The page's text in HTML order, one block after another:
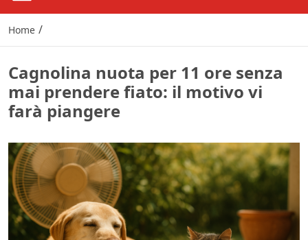
Home /
Cagnolina nuota per 11 ore senza
mai prendere fiato: il motivo vi
farà piangere